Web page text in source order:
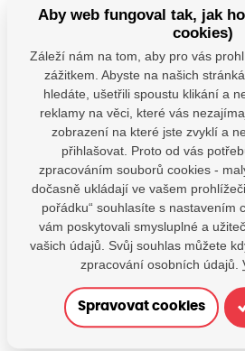
Máte
Kontaktujte nás
SDÍLEJTE:
Aby web fungoval tak, jak
cookies)
Záleží nám na tom, aby pro vás
zážitkem. Abyste na našich
hledáte, ušetřili spoustu klikání a
reklamy na věci, které vás
zobrazení na které jste zvyklí a
přihlašovat. Proto od vás
zpracováním souborů cookies -
dočasně ukládají ve vašem
pořádku“ souhlasíte s nastavením
vám poskytovali smysluplné a
vašich údajů. Svůj souhlas můžete
zpracování osobních údajů.
Spravovat cookies